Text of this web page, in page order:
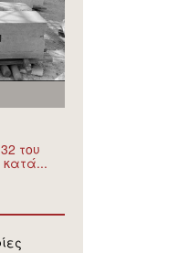
του
κατά...